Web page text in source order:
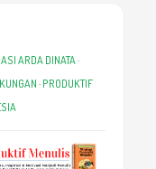
ARDA DINATA·
· PRODUKTIF